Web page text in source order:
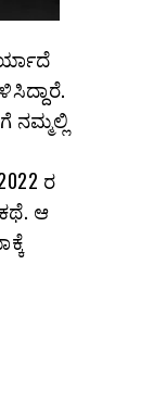
ನಮ್ಮಲ್ಲಿ
ರ
ಆ